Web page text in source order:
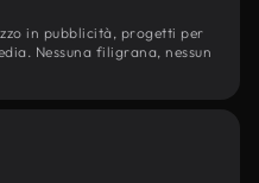
in pubblicità, progetti per
Nessuna filigrana, nessun